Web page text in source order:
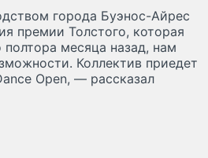
города Буэнос-Айрес
премии Толстого, которая
месяца назад, нам
Коллектив приедет
Open, — рассказал